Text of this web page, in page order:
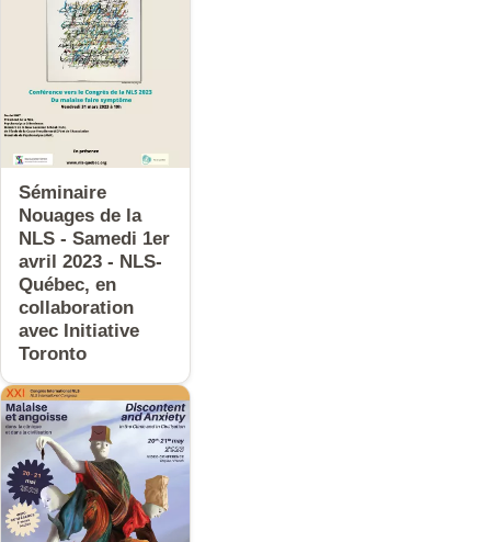
Séminaire
Nouages de la
NLS - Samedi 1er
avril 2023 - NLS-
Québec, en
collaboration
avec Initiative
Toronto